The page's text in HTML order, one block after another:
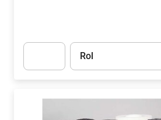
Eenheid
Rol